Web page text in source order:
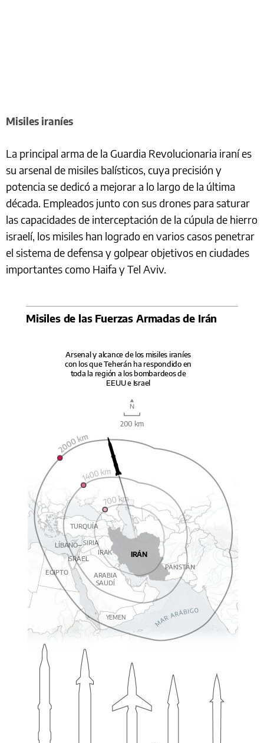
Misiles iraníes
La principal arma de la Guardia Revolucionaria iraní es
su arsenal de misiles balísticos, cuya precisión y
potencia se dedicó a mejorar a lo largo de la última
década. Empleados junto con sus drones para saturar
las capacidades de interceptación de la cúpula de hierro
israelí, los misiles han logrado en varios casos penetrar
el sistema de defensa y golpear objetivos en ciudades
importantes como Haifa y Tel Aviv.
Misiles de las Fuerzas Armadas de Irán
Arsenal y alcance de los misiles iraníes
con los que Teherán ha respondido en
toda la región a los bombardeos de
EEUU e Israel
N
200 km
TURQUÍA
SIRIA
LÍBANO
IRAK
IRÁN
ISRAEL
PAKISTÁN
EGIPTO
ARABIA
SAUDÍ
YEMEN